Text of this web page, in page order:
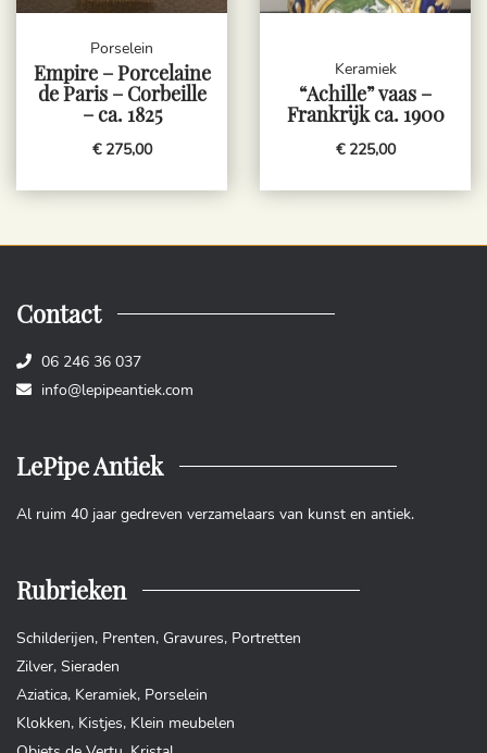
Porselein
Empire – Porcelaine
de Paris – Corbeille
– ca. 1825
€ 275,00
Keramiek
“Achille” vaas –
Frankrijk ca. 1900
€ 225,00
Contact
06 246 36 037
info@lepipeantiek.com
LePipe Antiek
Al ruim 40 jaar gedreven verzamelaars van kunst en antiek.
Rubrieken
Schilderijen, Prenten, Gravures, Portretten
Zilver, Sieraden
Aziatica, Keramiek, Porselein
Klokken, Kistjes, Klein meubelen